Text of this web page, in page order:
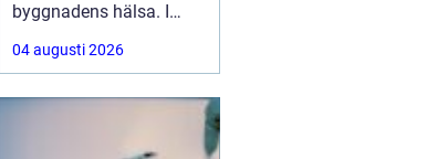
byggnadens hälsa. I
Linköping utsätts taken
för stora
04 augusti 2026